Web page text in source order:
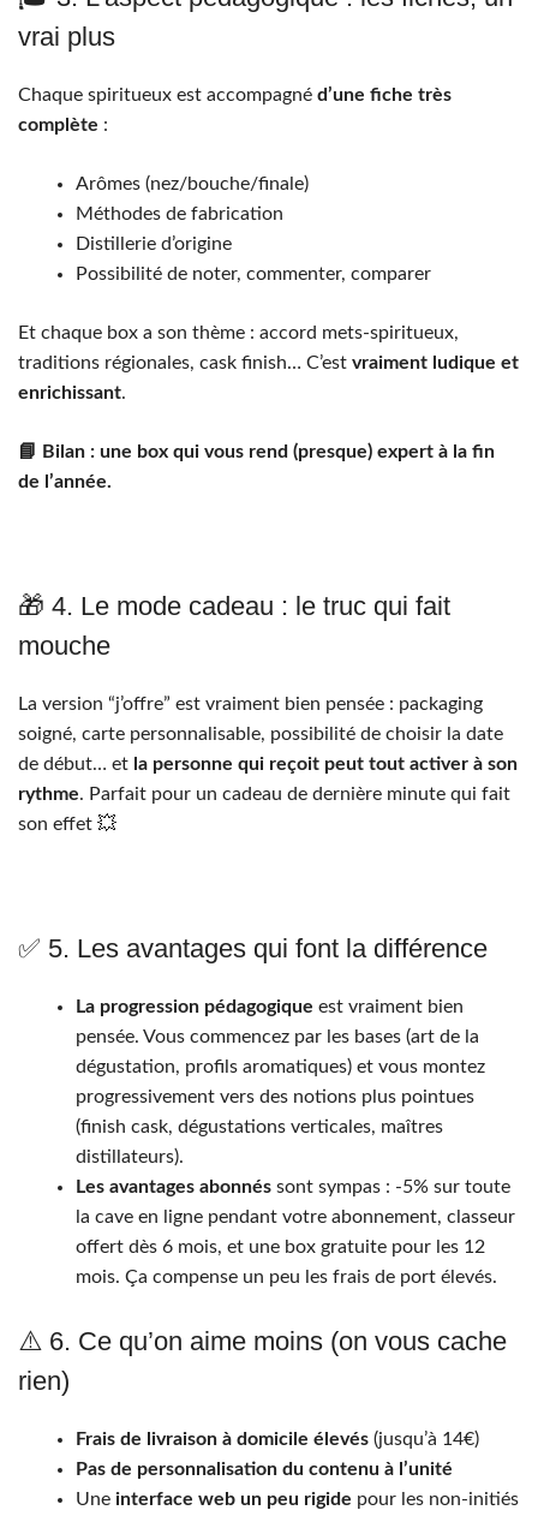
vrai plus
Chaque spiritueux est accompagné d’une fiche très
complète :
Arômes (nez/bouche/finale)
Méthodes de fabrication
Distillerie d’origine
Possibilité de noter, commenter, comparer
Et chaque box a son thème : accord mets-spiritueux,
traditions régionales, cask finish… C’est vraiment ludique et
enrichissant.
📘 Bilan : une box qui vous rend (presque) expert à la fin
de l’année.
🎁 4. Le mode cadeau : le truc qui fait
mouche
La version “j’offre” est vraiment bien pensée : packaging
soigné, carte personnalisable, possibilité de choisir la date
de début… et la personne qui reçoit peut tout activer à son
rythme. Parfait pour un cadeau de dernière minute qui fait
son effet 💥
✅ 5. Les avantages qui font la différence
La progression pédagogique est vraiment bien
pensée. Vous commencez par les bases (art de la
dégustation, profils aromatiques) et vous montez
progressivement vers des notions plus pointues
(finish cask, dégustations verticales, maîtres
distillateurs).
Les avantages abonnés sont sympas : -5% sur toute
la cave en ligne pendant votre abonnement, classeur
offert dès 6 mois, et une box gratuite pour les 12
mois. Ça compense un peu les frais de port élevés.
⚠️ 6. Ce qu’on aime moins (on vous cache
rien)
Frais de livraison à domicile élevés (jusqu’à 14€)
Pas de personnalisation du contenu à l’unité
Une interface web un peu rigide pour les non-initiés